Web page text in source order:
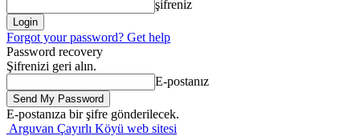
şifreniz
Forgot your password? Get help
Password recovery
Şifrenizi geri alın.
E-postanız
E-postanıza bir şifre gönderilecek.
Arguvan Çayırlı Köyü web sitesi